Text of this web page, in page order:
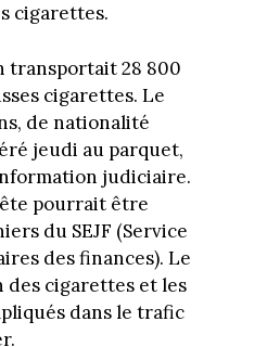
cigarettes.
transportait 28 800
cigarettes. Le
de nationalité
jeudi au parquet,
judiciaire.
pourrait être
du SEJF (Service
des finances). Le
cigarettes et les
dans le trafic